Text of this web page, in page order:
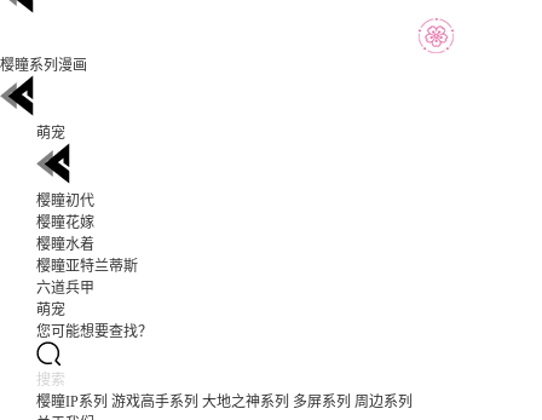
樱瞳系列漫画
萌宠
樱瞳初代
樱瞳花嫁
樱瞳水着
樱瞳亚特兰蒂斯
六道兵甲
萌宠
您可能想要查找？
樱瞳IP系列 游戏高手系列 大地之神系列 多屏系列 周边系列